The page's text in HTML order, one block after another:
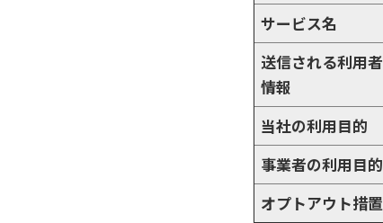
サービス名
送信される利用者
情報
当社の利用目的
事業者の利用目的
オプトアウト措置